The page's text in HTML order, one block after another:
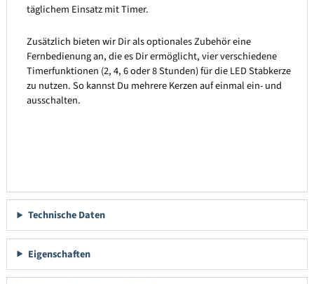
täglichem Einsatz mit Timer.
Zusätzlich bieten wir Dir als optionales Zubehör eine
Fernbedienung an, die es Dir ermöglicht, vier verschiedene
Timerfunktionen (2, 4, 6 oder 8 Stunden) für die LED Stabkerze
zu nutzen. So kannst Du mehrere Kerzen auf einmal ein- und
ausschalten.
Technische Daten
Eigenschaften